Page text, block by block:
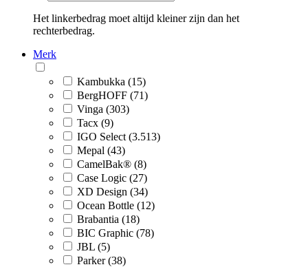
Het linkerbedrag moet altijd kleiner zijn dan het
rechterbedrag.
Merk
Kambukka (15)
BergHOFF (71)
Vinga (303)
Tacx (9)
IGO Select (3.513)
Mepal (43)
CamelBak® (8)
Case Logic (27)
XD Design (34)
Ocean Bottle (12)
Brabantia (18)
BIC Graphic (78)
JBL (5)
Parker (38)